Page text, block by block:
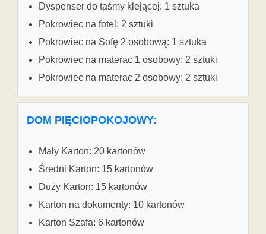
Dyspenser do taśmy klejącej: 1 sztuka
Pokrowiec na fotel: 2 sztuki
Pokrowiec na Sofę 2 osobową: 1 sztuka
Pokrowiec na materac 1 osobowy: 2 sztuki
Pokrowiec na materac 2 osobowy: 2 sztuki
DOM PIĘCIOPOKOJOWY:
Mały Karton: 20 kartonów
Średni Karton: 15 kartonów
Duży Karton: 15 kartonów
Karton na dokumenty: 10 kartonów
Karton Szafa: 6 kartonów